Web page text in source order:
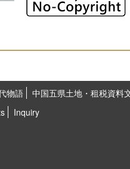
物語
中国五県土地・租税資料
Inquiry